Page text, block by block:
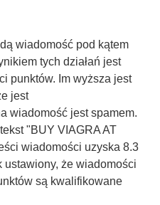
wiadomość pod kątem
tych działań jest
punktów. Im wyższa jest
jest
wiadomość jest spamem.
"BUY VIAGRA AT
wiadomości uzyska 8.3
ustawiony, że wiadomości
są kwalifikowane